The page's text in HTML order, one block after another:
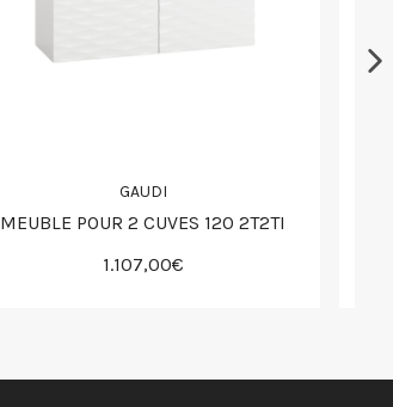
GAUDI
MEUBLE POUR 2 CUVES 120 2T2TI
1.107,00€